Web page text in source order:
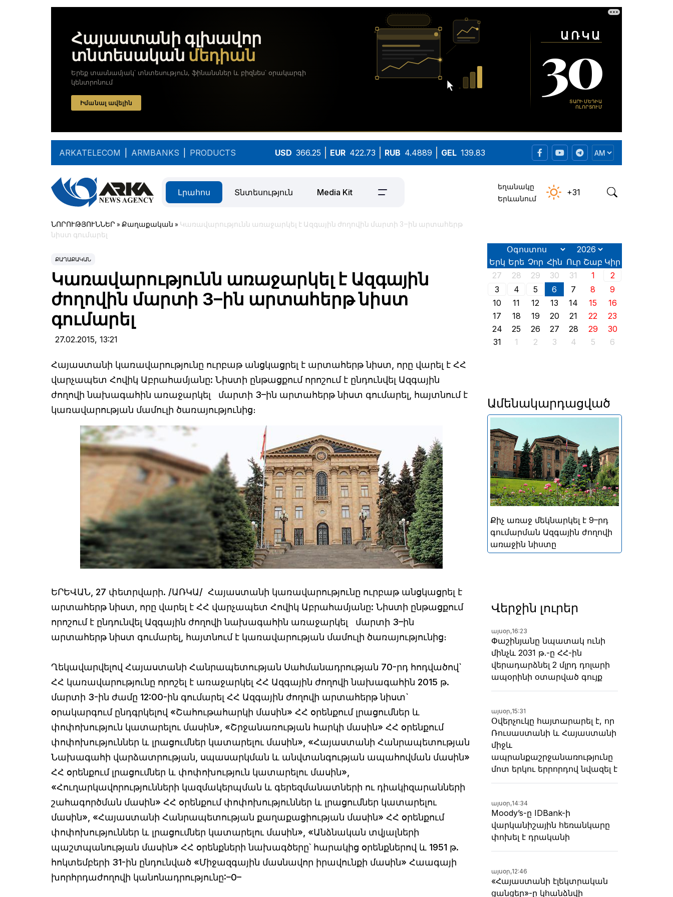
ARKATELECOM ARMBANKS PRODUCTS USD 366.25 EUR 422.73 RUB 4.4889 GEL 139.83
Լրահոս Տնտեսություն Media Kit
եղանակը
Երևանում
+31
ՆՈՐՈՒԹՅՈՒՆՆԵՐ » Քաղաքական » Կառավարությունն առաջարկել է Ազգային ժողովին մարտի 3–ին արտահերթ
նիստ գումարել
ՔԱՂԱՔԱԿԱՆ
Կառավարությունն առաջարկել է Ազգային
ժողովին մարտի 3–ին արտահերթ նիստ
գումարել
27.02.2015, 13:21
Հայաստանի կառավարությունը ուրբաթ անցկացրել է արտահերթ նիստ, որը վարել է ՀՀ
վարչապետ Հովիկ Աբրահամյանը: Նիստի ընթացքում որոշում է ընդունվել Ազգային
ժողովի նախագահին առաջարկել մարտի 3–ին արտահերթ նիստ գումարել, հայտնում է
կառավարության մամուլի ծառայությունից։
ԵՐԵՎԱՆ, 27 փետրվարի. /ԱՌԿԱ/ Հայաստանի կառավարությունը ուրբաթ անցկացրել է
արտահերթ նիստ, որը վարել է ՀՀ վարչապետ Հովիկ Աբրահամյանը: Նիստի ընթացքում
որոշում է ընդունվել Ազգային ժողովի նախագահին առաջարկել մարտի 3–ին
արտահերթ նիստ գումարել, հայտնում է կառավարության մամուլի ծառայությունից։
Ղեկավարվելով Հայաստանի Հանրապետության Սահմանադրության 70-րդ հոդվածով`
ՀՀ կառավարությունը որոշել է առաջարկել ՀՀ Ազգային ժողովի նախագահին 2015 թ.
մարտի 3-ին ժամը 12:00-ին գումարել ՀՀ Ազգային ժողովի արտահերթ նիստ`
օրակարգում ընդգրկելով «Շահութահարկի մասին» ՀՀ օրենքում լրացումներ և
փոփոխություն կատարելու մասին», «Շրջանառության հարկի մասին» ՀՀ օրենքում
փոփոխություններ և լրացումներ կատարելու մասին», «Հայաստանի Հանրապետության
Նախագահի վարձատրության, սպասարկման և անվտանգության ապահովման մասին»
ՀՀ օրենքում լրացումներ և փոփոխություն կատարելու մասին»,
«Հուղարկավորությունների կազմակերպման և գերեզմանատների ու դիակիզարանների
շահագործման մասին» ՀՀ օրենքում փոփոխություններ և լրացումներ կատարելու
մասին», «Հայաստանի Հանրապետության քաղաքացիության մասին» ՀՀ օրենքում
փոփոխություններ և լրացումներ կատարելու մասին», «Անձնական տվյալների
պաշտպանության մասին» ՀՀ օրենքների նախագծերը՝ հարակից օրենքներով և 1951 թ.
հոկտեմբերի 31-ին ընդունված «Միջազգային մասնավոր իրավունքի մասին» Հաագայի
խորհրդաժողովի կանոնադրությունը:–0–
Երկ Երե Չոր Հին Ուր Շաբ Կիր
27
28 29 30 31 1
2
3
4 5 6 7 8
9
10
11 12 13 14 15
16
17
18 19 20 21 22
23
24
25 26 27 28 29
30
31
1 2 3 4 5 6
Ամենակարդացված
2-ին, իր աշխատանքն է սկսել
2026 թվականի հունիսի 7-ին
կայացած հերթական
խորհրդարանական
ընտրությունների
արդյունքներով ձևավորված
Հայաստանի 9-րդ գումարման
Ազգային ժողովի առաջին
նիստը
Քիչ առաջ մեկնարկել է 9–րդ
գումարման Ազգային ժողովի
առաջին նիստը
Վերջին լուրեր
այսօր,16:23
Փաշինյանը նպատակ ունի
մինչև 2031 թ.-ը ՀՀ-ին
վերադարձնել 2 մլրդ դոլարի
ապօրինի օտարված գույք
այսօր,15:31
Օվերչուկը հայտարարել է, որ
Ռուսաստանի և Հայաստանի
միջև
ապրանքաշրջանառությունը
մոտ երկու երրորդով նվազել է
այսօր,14:34
Moody’s-ը IDBank-ի
վարկանիշային հեռանկարը
փոխել է դրականի
այսօր,12:46
«Հայաստանի էլեկտրական
ցանցեր»-ը կհանձնվի